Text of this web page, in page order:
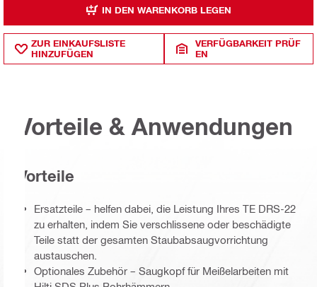
IN DEN WARENKORB LEGEN
ZUR EINKAUFSLISTE
HINZUFÜGEN
VERFÜGBARKEIT PRÜF
EN
Vorteile & Anwendungen
Vorteile
Ersatzteile – helfen dabei, die Leistung Ihres TE DRS-22
zu erhalten, indem Sie verschlissene oder beschädigte
Teile statt der gesamten Staubabsaugvorrichtung
austauschen.
Optionales Zubehör – Saugkopf für Meißelarbeiten mit